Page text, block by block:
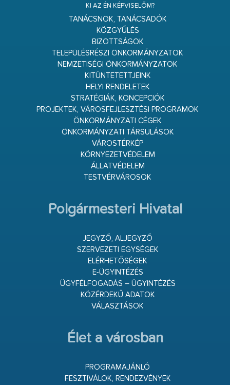
KI AZ ÉN KÉPVISELŐM?
TANÁCSNOK, TANÁCSADÓK
KÖZGYŰLÉS
BIZOTTSÁGOK
TELEPÜLÉSRÉSZI ÖNKORMÁNYZATOK
NEMZETISÉGI ÖNKORMÁNYZATOK
KITÜNTETETTJEINK
HELYI RENDELETEK
STRATÉGIÁK, KONCEPCIÓK
PROJEKTEK, VÁROSFEJLESZTÉSI PROGRAMOK
ÖNKORMÁNYZATI CÉGEK
ÖNKORMÁNYZATI TÁRSULÁSOK
VÁROSTÉRKÉP
KÖRNYEZETVÉDELEM
ÁLLATVÉDELEM
TESTVÉRVÁROSOK
Polgármesteri Hivatal
JEGYZŐ, ALJEGYZŐ
SZERVEZETI EGYSÉGEK
ELÉRHETŐSÉGEK
E-ÜGYINTÉZÉS
ÜGYFÉLFOGADÁS – ÜGYINTÉZÉS
KÖZÉRDEKŰ ADATOK
VÁLASZTÁSOK
Élet a városban
PROGRAMAJÁNLÓ
FESZTIVÁLOK, RENDEZVÉNYEK